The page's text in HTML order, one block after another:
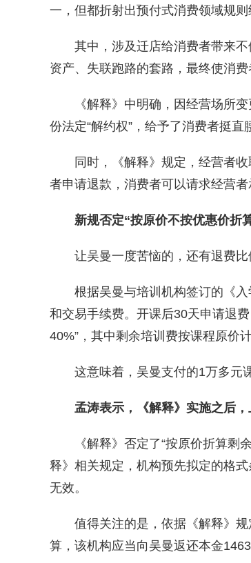
一，但都折射出预付式消费领域规则
其中，涉及迁店给消费者带来不
资产、失联跑路的套路，最终使消费
《解释》中明确，因经营场所变
份法定“解约权”，给予了消费者挺直
同时，《解释》规定，经营者收
者申请退款，消费者可以请求经营者
新规否定“按原价不按优惠价折
让吴曼一度苦恼的，还有退费比
根据吴曼与培训机构签订的《入
和交易手续费。开课后30天申请退
40%”，其中剩余培训费按课程原价计
这意味着，吴曼支付的1万多元课
孟涛表示，《解释》实施之后，
《解释》否定了“按原价折算剩余
释》相关规定，机构预先拟定的格
无效。
值得关注的是，依据《解释》规
算，该机构应当向吴曼返还本金